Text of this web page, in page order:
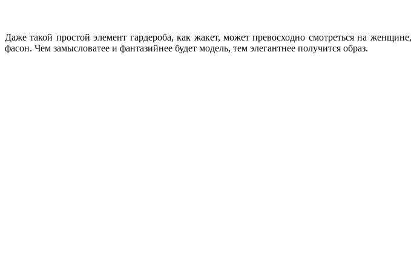
Даже такой простой элемент гардероба, как жакет, может превосходно смотреться на
фасон. Чем замысловатее и фантазийнее будет модель, тем элегантнее получится образ.